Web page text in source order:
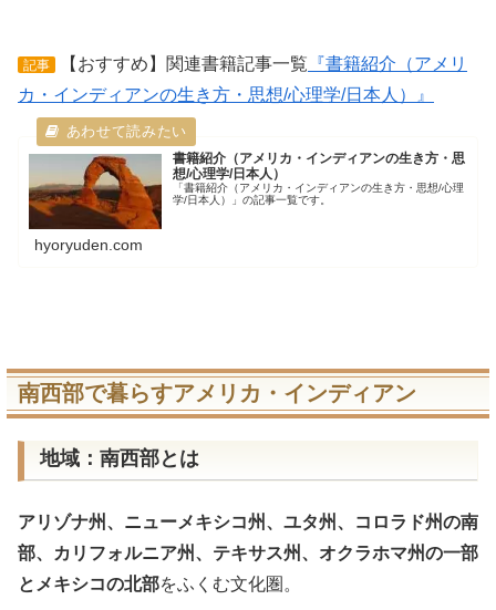
記事 【おすすめ】関連書籍記事一覧 『書籍紹介（アメリ
カ・インディアンの生き方・思想/心理学/日本人）』
書籍紹介（アメリカ・インディアンの生き方・思
想/心理学/日本人）
「書籍紹介（アメリカ・インディアンの生き方・思想/心理
学/日本人）」の記事一覧です。
hyoryuden.com
南西部で暮らすアメリカ・インディアン
地域：南西部とは
アリゾナ州、ニューメキシコ州、ユタ州、コロラド州の南
部、カリフォルニア州、テキサス州、オクラホマ州の一部
とメキシコの北部をふくむ文化圏。